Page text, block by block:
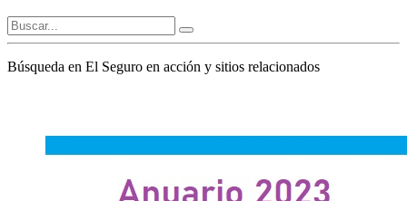
Búsqueda en El Seguro en acción y sitios relacionados